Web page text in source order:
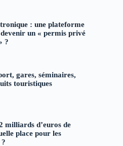
: une plateforme
un « permis privé
?
gares, séminaires,
touristiques
milliards d’euros de
place pour les